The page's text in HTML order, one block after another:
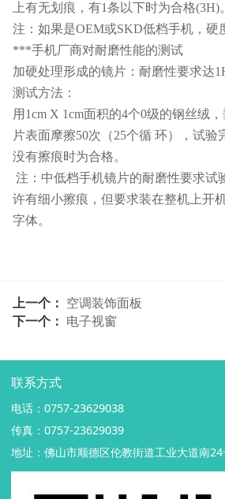
上有无划痕，有1条以下时为合格(3H)
注：如果是OEM或SKD低档手机，硬
***手机厂商对耐磨性能的测试
加硬处理形成的镜片：耐磨性要求达
测试方法：
用1cm X 1cm面积的4个0级的钢丝绒
片表面摩擦50次（25个循 环），试验
没有擦痕时为合格。
注：中低档手机镜片的耐磨性要求试
许有细小擦痕，但要求装在整机上开
字体。
上一个： 空调装饰面板
下一个： 电子视窗
联系方式
电话：0757-23629038
传真：0757-23629039
地址：佛山市顺德区伦教街道工业大道南